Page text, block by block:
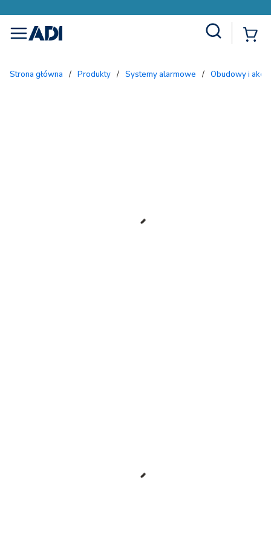
menu
Strona główna / Produkty / Systemy alarmowe / Obudowy i